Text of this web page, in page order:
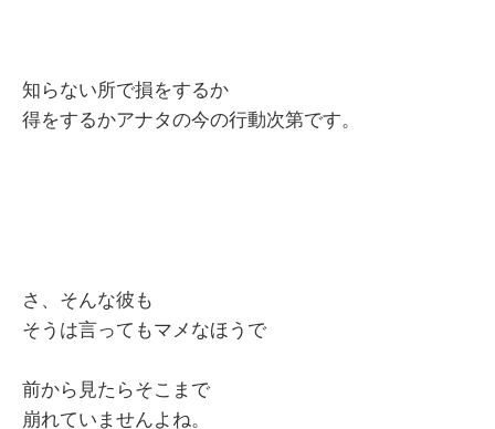
知らない所で損をするか
得をするかアナタの今の行動次第です。
さ、そんな彼も
そうは言ってもマメなほうで
前から見たらそこまで
崩れていませんよね。